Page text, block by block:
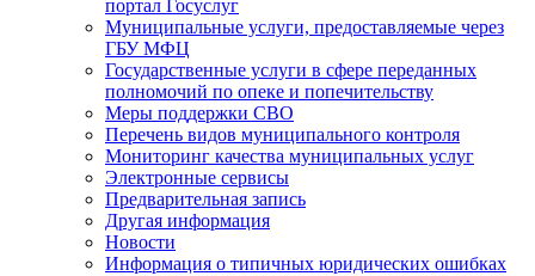
портал Госуслуг
Муниципальные услуги, предоставляемые через
ГБУ МФЦ
Государственные услуги в сфере переданных
полномочий по опеке и попечительству
Меры поддержки СВО
Перечень видов муниципального контроля
Мониторинг качества муниципальных услуг
Электронные сервисы
Предварительная запись
Другая информация
Новости
Информация о типичных юридических ошибках